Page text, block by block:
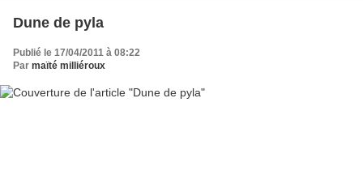
Dune de pyla
Publié le 17/04/2011 à 08:22
Par maïté milliéroux